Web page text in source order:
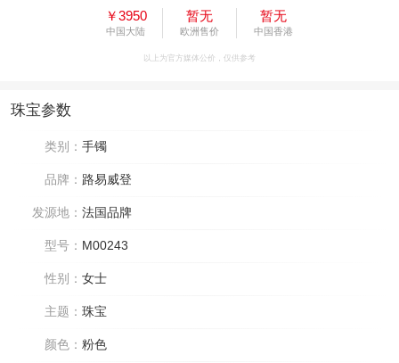
￥3950
中国大陆
暂无
欧洲售价
暂无
中国香港
以上为官方媒体公价，仅供参考
珠宝参数
类别： 手镯
品牌： 路易威登
发源地： 法国品牌
型号： M00243
性别： 女士
主题： 珠宝
颜色： 粉色